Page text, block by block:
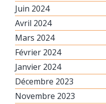
Juin 2024
Avril 2024
Mars 2024
Février 2024
Janvier 2024
Décembre 2023
Novembre 2023